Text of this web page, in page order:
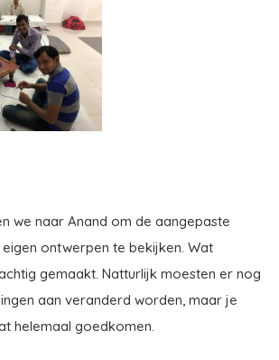
we naar Anand om de aangepaste
ontwerpen te bekijken. Wat
gemaakt. Natturlijk moesten er nog
aan veranderd worden, maar je
helemaal goedkomen.